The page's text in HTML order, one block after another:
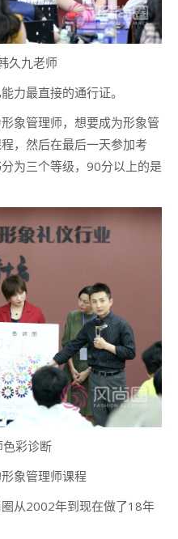
久九老师
力最直接的通行证。
象管理师，想要成为形象管
，然后在最后一天参加考
为三个等级，90分以上的是
彩诊断
象管理师课程
从2002年到现在做了18年